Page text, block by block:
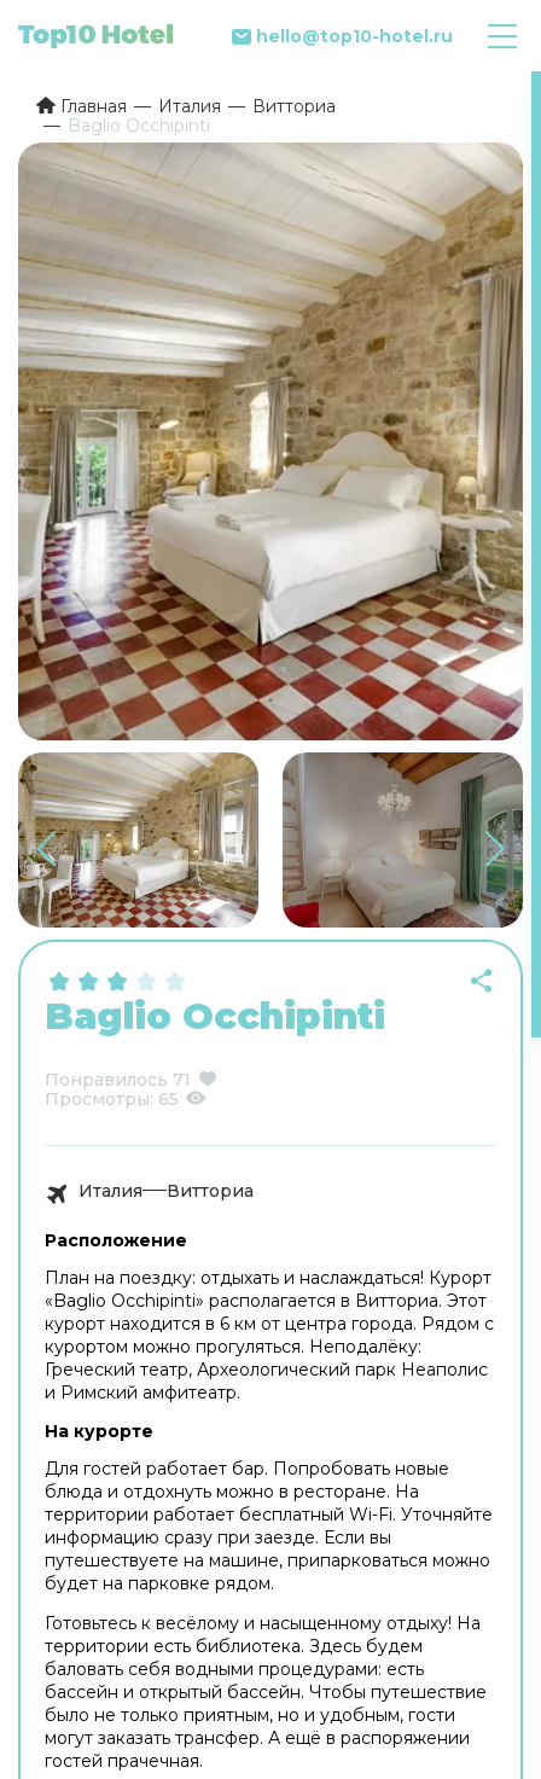
hello@top10-hotel.ru
Главная Италия
Витториа
Baglio Occhipinti
Baglio Occhipinti
Понравилось 71
Просмотры: 65
Италия Витториа
Расположение
План на поездку: отдыхать и наслаждаться! Курорт
«Baglio Occhipinti» располагается в Витториа. Этот
курорт находится в 6 км от центра города. Рядом с
курортом можно прогуляться. Неподалёку:
Греческий театр, Археологический парк Неаполис
и Римский амфитеатр.
На курорте
Для гостей работает бар. Попробовать новые
блюда и отдохнуть можно в ресторане. На
территории работает бесплатный Wi-Fi. Уточняйте
информацию сразу при заезде. Если вы
путешествуете на машине, припарковаться можно
будет на парковке рядом.
Готовьтесь к весёлому и насыщенному отдыху! На
территории есть библиотека. Здесь будем
баловать себя водными процедурами: есть
бассейн и открытый бассейн. Чтобы путешествие
было не только приятным, но и удобным, гости
могут заказать трансфер. А ещё в распоряжении
гостей прачечная.